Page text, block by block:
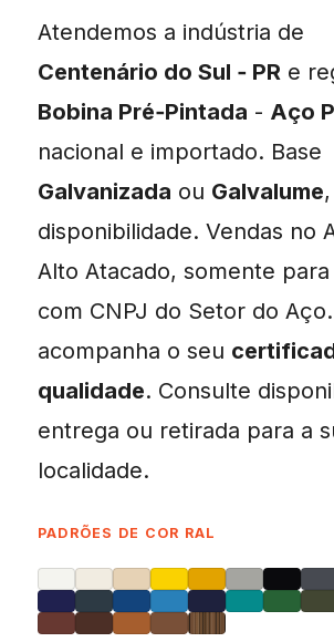
Atendemos a indústria de
Centenário do Sul ‑ PR e
Bobina Pré‑Pintada - Aço
nacional e importado. Base
Galvanizada ou Galvalume
disponibilidade. Vendas no
Alto Atacado, somente
com CNPJ do Setor do
acompanha o seu
qualidade. Consulte
entrega ou retirada para a
localidade.
PADRÕES DE COR RAL